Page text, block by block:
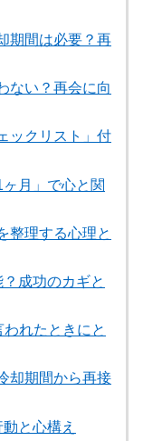
期間は必要？再
ない？再会に向
ックリスト」付
月」で心と関
整理する心理と
成功のカギと
われたときにと
却期間から再接
と心構え